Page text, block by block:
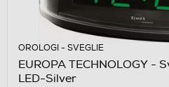
OROLOGI - SVEGLIE
EUROPA TECHNOLOGY -
LED-Silver